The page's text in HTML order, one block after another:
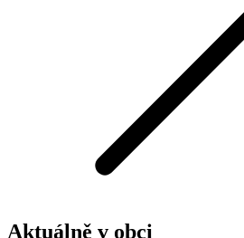
Aktuálně v obci